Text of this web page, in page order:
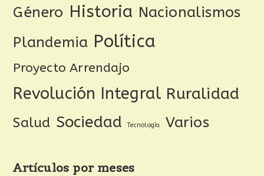
Género Historia Nacionalismos
Plandemia Política
Proyecto Arrendajo
Revolución Integral Ruralidad
Salud Sociedad Tecnología Varios
Artículos por meses